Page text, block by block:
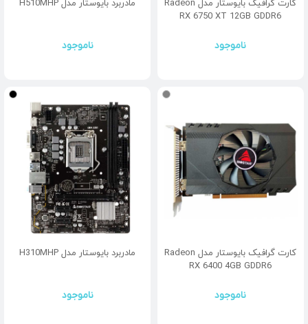
کارت گرافیک بایوستار مدل Radeon
RX 6750 XT 12GB GDDR6
ناموجود
مادربرد بایوستار مدل H510MHP
ناموجود
کارت گرافیک بایوستار مدل Radeon
RX 6400 4GB GDDR6
ناموجود
مادربرد بایوستار مدل H310MHP
ناموجود